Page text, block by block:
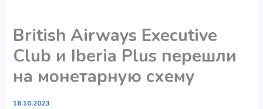
British Airways Executive
Club и Iberia Plus перешли
на монетарную схему
18.10.2023